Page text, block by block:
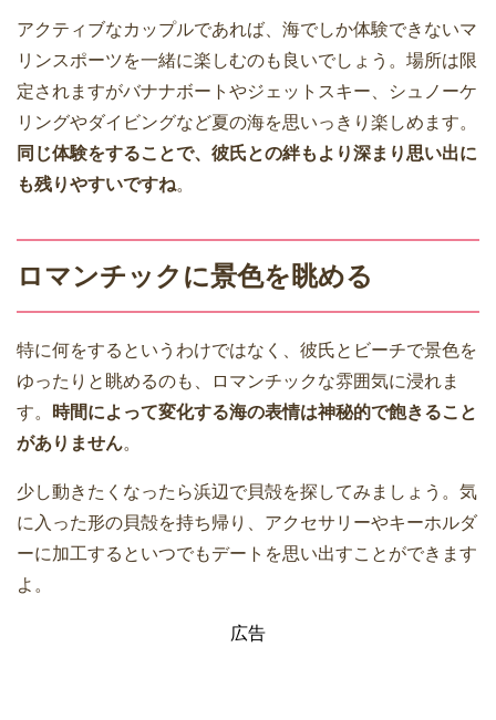
アクティブなカップルであれば、海でしか体験できないマ
リンスポーツを一緒に楽しむのも良いでしょう。場所は限
定されますがバナナボートやジェットスキー、シュノーケ
リングやダイビングなど夏の海を思いっきり楽しめます。
同じ体験をすることで、彼氏との絆もより深まり思い出に
も残りやすいですね。
ロマンチックに景色を眺める
特に何をするというわけではなく、彼氏とビーチで景色を
ゆったりと眺めるのも、ロマンチックな雰囲気に浸れま
す。
時間によって変化する海の表情は神秘的で飽きること
がありません。
少し動きたくなったら浜辺で貝殻を探してみましょう。気
に入った形の貝殻を持ち帰り、アクセサリーやキーホルダ
ーに加工するといつでもデートを思い出すことができます
よ。
広告